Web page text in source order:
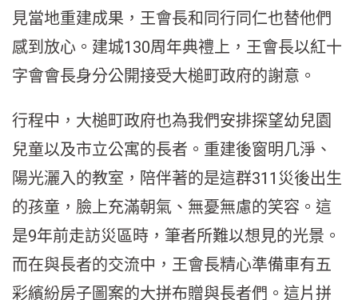
見當地重建成果，王會長和同行同仁也替他們
感到放心。建城130周年典禮上，王會長以紅十
字會會長身分公開接受大槌町政府的謝意。
行程中，大槌町政府也為我們安排探望幼兒園
兒童以及市立公寓的長者。重建後窗明几淨、
陽光灑入的教室，陪伴著的是這群311災後出生
的孩童，臉上充滿朝氣、無憂無慮的笑容。這
是9年前走訪災區時，筆者所難以想見的光景。
而在與長者的交流中，王會長精心準備車有五
彩繽紛房子圖案的大拼布贈與長者們。這片拼